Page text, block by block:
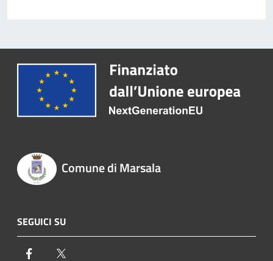
Comune di Marsala
SEGUICI SU
Facebook